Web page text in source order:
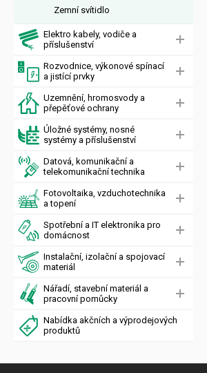
Zemní svítidlo
Elektro kabely, vodiče a
příslušenství
Rozvodnice, výkonové spínací
a jistící prvky
Uzemnění, hromosvody a
přepěťové ochrany
Úložné systémy, nosné
systémy a příslušenství
Datová, komunikační a
telekomunikační technika
Fotovoltaika, vzduchotechnika
a topení
Spotřební a IT elektronika pro
domácnost
Instalační, izolační a spojovací
materiál
Nářadí, stavební materiál a
pracovní pomůcky
Nabídka akčních a výprodejových
produktů